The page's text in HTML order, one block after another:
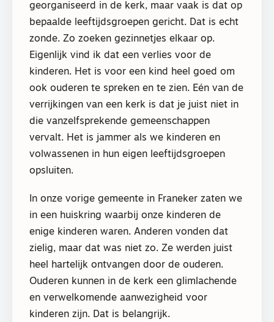
georganiseerd in de kerk, maar vaak is dat op
bepaalde leeftijdsgroepen gericht. Dat is echt
zonde. Zo zoeken gezinnetjes elkaar op.
Eigenlijk vind ik dat een verlies voor de
kinderen. Het is voor een kind heel goed om
ook ouderen te spreken en te zien. Eén van de
verrijkingen van een kerk is dat je juist niet in
die vanzelfsprekende gemeenschappen
vervalt. Het is jammer als we kinderen en
volwassenen in hun eigen leeftijdsgroepen
opsluiten.
In onze vorige gemeente in Franeker zaten we
in een huiskring waarbij onze kinderen de
enige kinderen waren. Anderen vonden dat
zielig, maar dat was niet zo. Ze werden juist
heel hartelijk ontvangen door de ouderen.
Ouderen kunnen in de kerk een glimlachende
en verwelkomende aanwezigheid voor
kinderen zijn. Dat is belangrijk.